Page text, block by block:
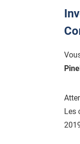
Pinel
Les